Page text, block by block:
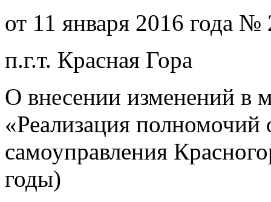
от 11 января 2016 года №
п.г.т. Красная Гора
О внесении изменений в
«Реализация полномочий
самоуправления
годы)